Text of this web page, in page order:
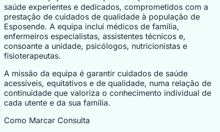
saúde experientes e dedicados, comprometidos com a
prestação de cuidados de qualidade à população de
Esposende. A equipa inclui médicos de família,
enfermeiros especialistas, assistentes técnicos e,
consoante a unidade, psicólogos, nutricionistas e
fisioterapeutas.
A missão da equipa é garantir cuidados de saúde
acessíveis, equitativos e de qualidade, numa relação de
continuidade que valoriza o conhecimento individual de
cada utente e da sua família.
Como Marcar Consulta